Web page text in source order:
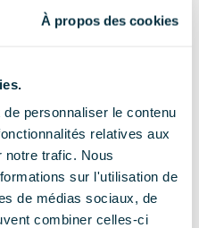
À propos des cookies
personnaliser le contenu
relatives aux
notre trafic. Nous
sur l'utilisation de
de médias sociaux, de
combiner celles-ci
autonomie au
: